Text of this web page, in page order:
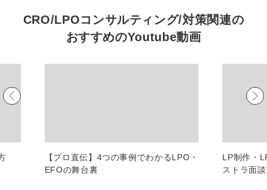
正社員
マーケマネージャー
常勤監査役
内部監査室長
CRO/LPOコンサルティング/対策関連の
おすすめのYoutube動画
【プロ直伝】4つの事例でわかるLPO・
EFOの舞台裏
LP制作・
ストラ面